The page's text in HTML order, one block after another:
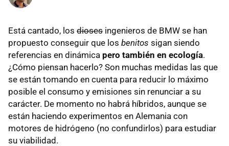
Está cantado, los dioses ingenieros de BMW se han
propuesto conseguir que los benitos sigan siendo
referencias en dinámica pero también en ecología.
¿Cómo piensan hacerlo? Son muchas medidas las que
se están tomando en cuenta para reducir lo máximo
posible el consumo y emisiones sin renunciar a su
carácter. De momento no habrá híbridos, aunque se
están haciendo experimentos en Alemania con
motores de hidrógeno (no confundirlos) para estudiar
su viabilidad.